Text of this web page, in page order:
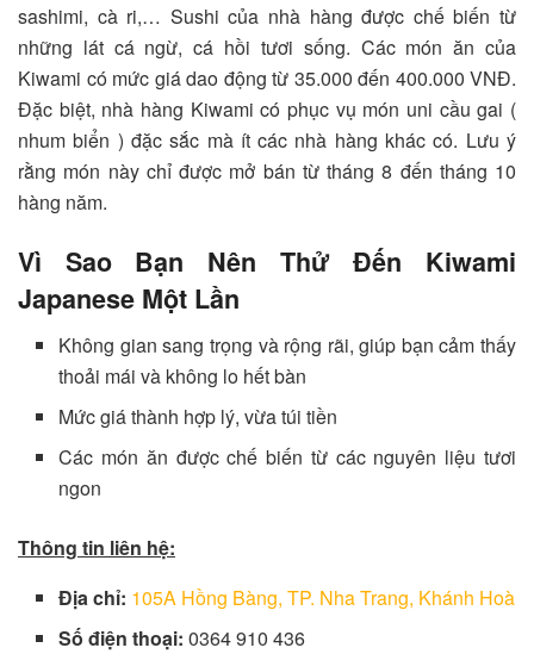
sashimi, cà ri,… Sushi của nhà hàng được chế biến từ
những lát cá ngừ, cá hồi tươi sống. Các món ăn của
Kiwami có mức giá dao động từ 35.000 đến 400.000 VNĐ.
Đặc biệt, nhà hàng Kiwami có phục vụ món uni cầu gai (
nhum biển ) đặc sắc mà ít các nhà hàng khác có. Lưu ý
rằng món này chỉ được mở bán từ tháng 8 đến tháng 10
hàng năm.
Vì Sao Bạn Nên Thử Đến Kiwami
Japanese Một Lần
Không gian sang trọng và rộng rãi, giúp bạn cảm thấy
thoải mái và không lo hết bàn
Mức giá thành hợp lý, vừa túi tiền
Các món ăn được chế biến từ các nguyên liệu tươi
ngon
Thông tin liên hệ:
Địa chỉ: 105A Hồng Bàng, TP. Nha Trang, Khánh Hoà
Số điện thoại:0364 910 436